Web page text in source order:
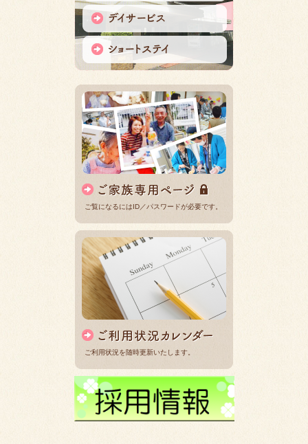
ご覧になるにはID／パスワードが必要です。
ご利用状況を随時更新いたします。